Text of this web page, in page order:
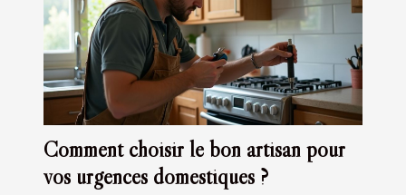
Comment choisir le bon artisan pour
vos urgences domestiques ?